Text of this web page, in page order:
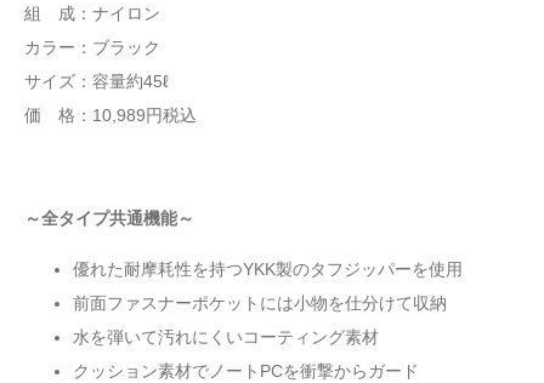
組 成：ナイロン
カラー：ブラック
サイズ：容量約45ℓ
価 格：10,989円税込
～全タイプ共通機能～
優れた耐摩耗性を持つYKK製のタフジッパーを使用
前面ファスナーポケットには小物を仕分けて収納
水を弾いて汚れにくいコーティング素材
クッション素材でノートPCを衝撃からガード